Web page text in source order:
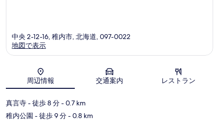
地図
中央 2-12-16, 稚内市, 北海道, 097-0022
地図で表示
周辺情報 交通案内 レストラン
真言寺- 徒歩 8 分- 0.7 km
稚内公園 - 徒歩 9 分- 0.8 km